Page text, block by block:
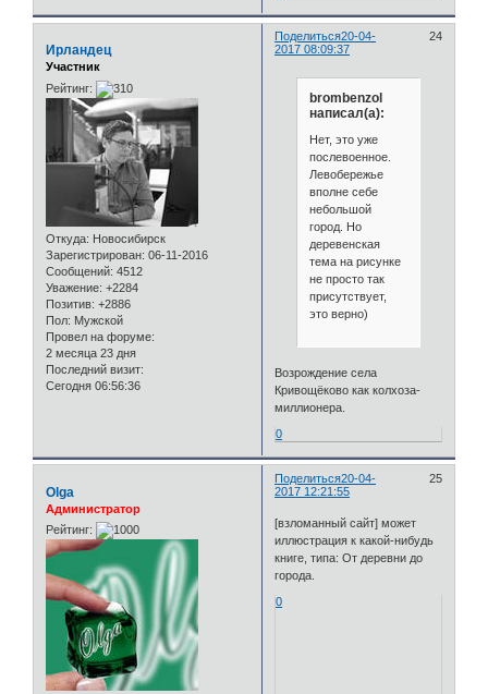
Поделиться 24
20-04-
2017 08:09:37
Ирландец
Участник
Рейтинг:
Откуда: Новосибирск
Зарегистрирован: 06-11-2016
Сообщений: 4512
Уважение: +2284
Позитив: +2886
Пол: Мужской
Провел на форуме:
2 месяца 23 дня
Последний визит:
Сегодня 06:56:36
brombenzol
написал(а):
Нет, это уже
послевоенное.
Левобережье
вполне себе
небольшой
город. Но
деревенская
тема на рисунке
не просто так
присутствует,
это верно)
Возрождение села
Кривощёково как колхоза-
миллионера.
0
Поделиться 25
20-04-
2017 12:21:55
Olga
Администратор
Рейтинг:
[взломанный сайт] может
иллюстрация к какой-нибудь
книге, типа: От деревни до
города.
0